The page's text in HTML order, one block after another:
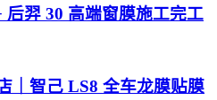
后羿 30 高端窗膜施工完工
｜智己 LS8 全车龙膜贴膜